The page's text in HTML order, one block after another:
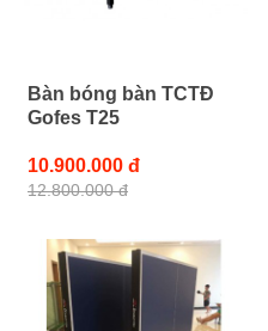
Bàn bóng bàn TCTĐ
Gofes T25
10.900.000 đ
12.800.000 đ